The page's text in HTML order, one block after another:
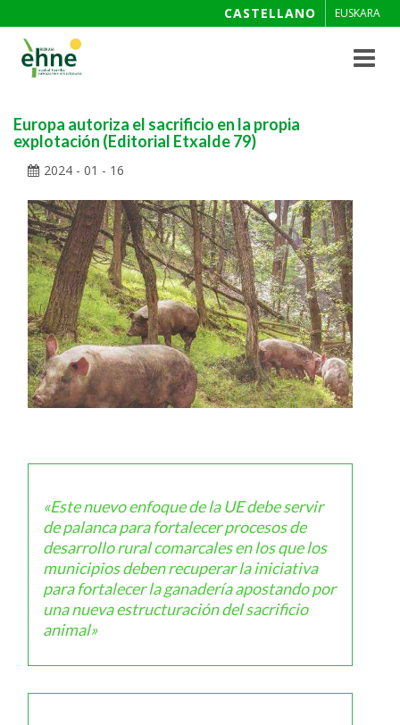
CASTELLANO EUSKARA
Toggle
Europa autoriza el sacrificio en la propia
explotación (Editorial Etxalde 79)
2024 - 01 - 16
«Este nuevo enfoque de la UE debe servir
de palanca para fortalecer procesos de
desarrollo rural comarcales en los que los
municipios deben recuperar la iniciativa
para fortalecer la ganadería apostando por
una nueva estructuración del sacrificio
animal»